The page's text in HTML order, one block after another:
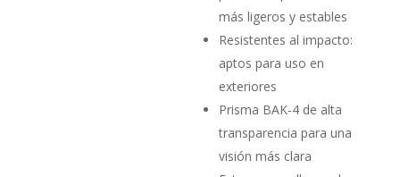
más ligeros y estables
Resistentes al impacto:
aptos para uso en
exteriores
Prisma BAK-4 de alta
transparencia para una
visión más clara